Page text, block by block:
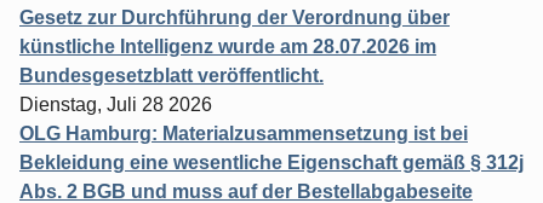
Gesetz zur Durchführung der Verordnung über
künstliche Intelligenz wurde am 28.07.2026 im
Bundesgesetzblatt veröffentlicht.
Dienstag, Juli 28 2026
OLG Hamburg: Materialzusammensetzung ist bei
Bekleidung eine wesentliche Eigenschaft gemäß § 312j
Abs. 2 BGB und muss auf der Bestellabgabeseite